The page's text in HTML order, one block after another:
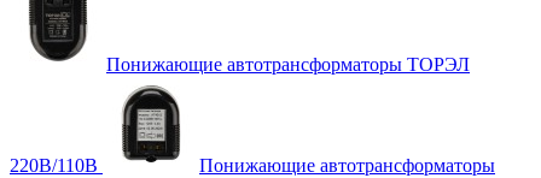
Понижающие автотрансформаторы ТОРЭЛ
220В/110В Понижающие автотрансформаторы